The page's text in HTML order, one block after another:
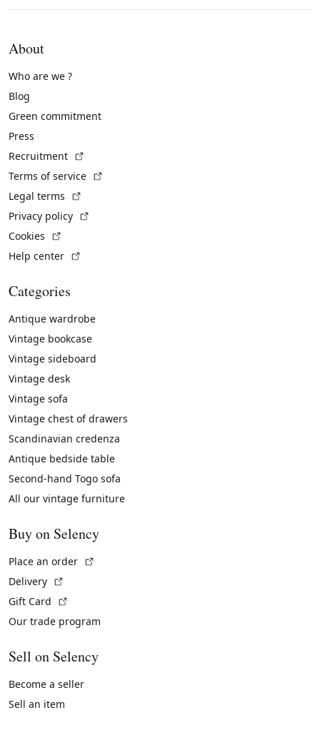
About
Who are we ?
Blog
Green commitment
Press
Recruitment
Terms of service
Legal terms
Privacy policy
Cookies
Help center
Categories
Antique wardrobe
Vintage bookcase
Vintage sideboard
Vintage desk
Vintage sofa
Vintage chest of drawers
Scandinavian credenza
Antique bedside table
Second-hand Togo sofa
All our vintage furniture
Buy on Selency
Place an order
Delivery
Gift Card
Our trade program
Sell on Selency
Become a seller
Sell an item